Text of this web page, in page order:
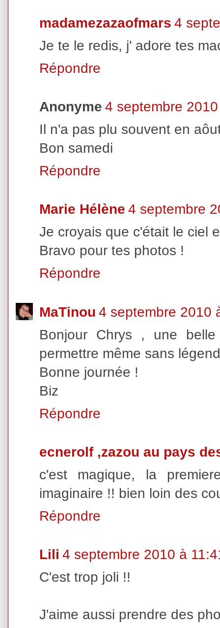
madamezazaofmars 4
Je te le redis, j' adore tes
Répondre
Anonyme 4 septembre
Il n'a pas plu souvent en
Bon samedi
Répondre
Marie Hélène 4 septembre
Je croyais que c'était le ciel
Bravo pour tes photos !
Répondre
MaTinou 4 septembre 2010
Bonjour Chrys , une
permettre même sans
Bonne journée !
Biz
Répondre
ecnerolf ,zazou au pays
c'est magique, la
imaginaire !! bien loin des
Répondre
Lili 4 septembre 2010 à
C'est trop joli !!
J'aime aussi prendre des